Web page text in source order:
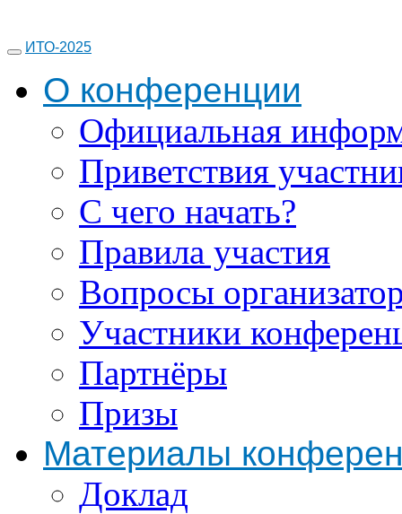
ИТО-2025
О конференции
Официальная
Приветствия
С чего начать?
Правила участия
Вопросы
Участники
Партнёры
Призы
Материалы
Доклад